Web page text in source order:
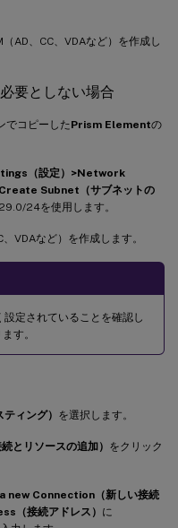
AD、CC、VDAなど）を作成し
要としない場合
でコピーしたPrism Elementの
（設定）>Network
Subnet（サブネットの
24を使用します。
VDAなど）を作成します。
定されていることを確認し
す。
ィング） を選択します。
リソースの追加） をクリック
new Connection（新しい接続
（接続アドレス） に